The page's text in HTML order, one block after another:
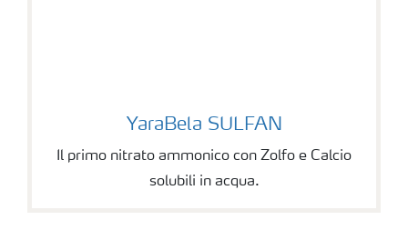
YaraBela SULFAN
Il primo nitrato ammonico con Zolfo e Calcio
solubili in acqua.